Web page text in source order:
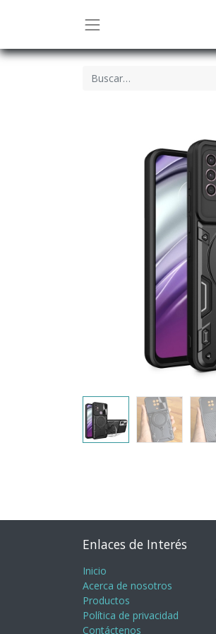
Enlaces de Interés
Inicio
Acerca de nosotros
Productos
Política de privacidad
Contáctenos